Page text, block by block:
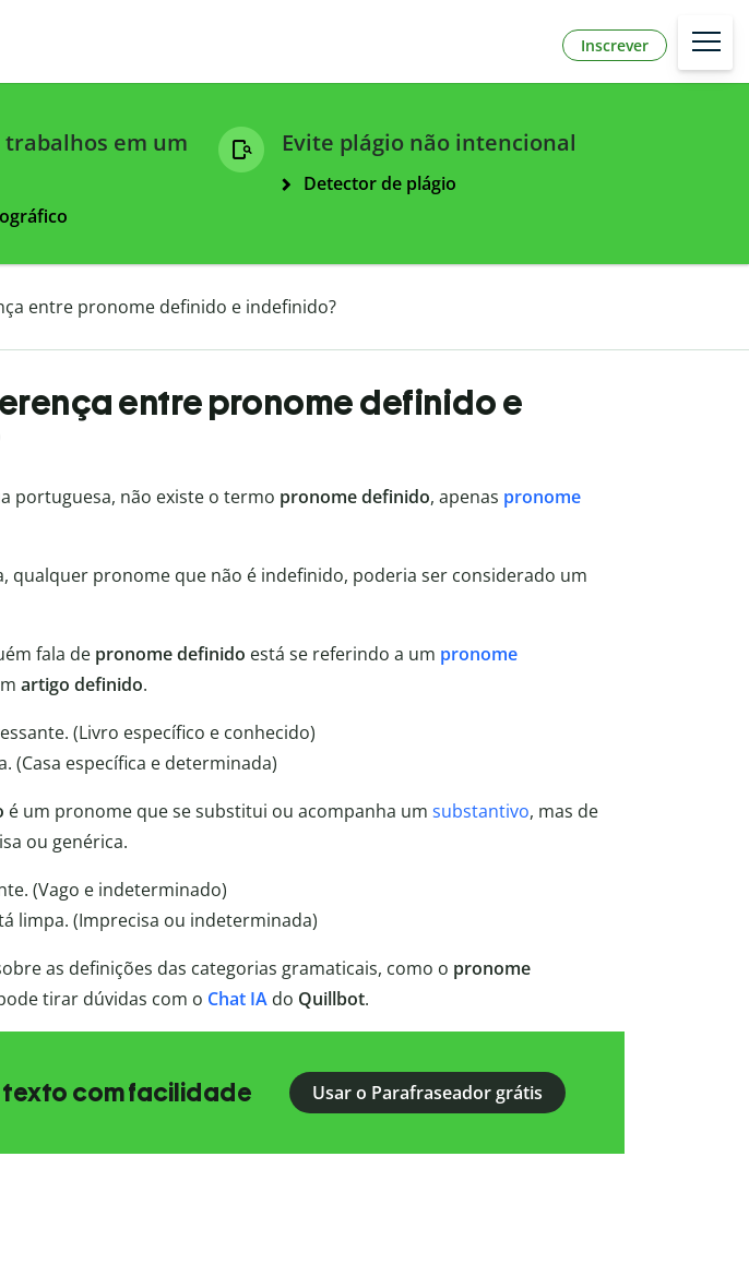
Inscrever
trabalhos em um
Evite plágio não intencional
Detector de plágio
entre pronome definido e indefinido?
entre pronome definido e
portuguesa, não existe o termo pronome definido, apenas pronome
qualquer pronome que não é indefinido, poderia ser considerado um
fala de pronome definido está se referindo a um pronome
artigo definido.
(Livro específico e conhecido)
(Casa específica e determinada)
é um pronome que se substitui ou acompanha um substantivo, mas de
ou genérica.
(Vago e indeterminado)
limpa. (Imprecisa ou indeterminada)
as definições das categorias gramaticais, como o pronome
tirar dúvidas com o Chat IAdo Quillbot.
texto com facilidade Usar o Parafraseador grátis